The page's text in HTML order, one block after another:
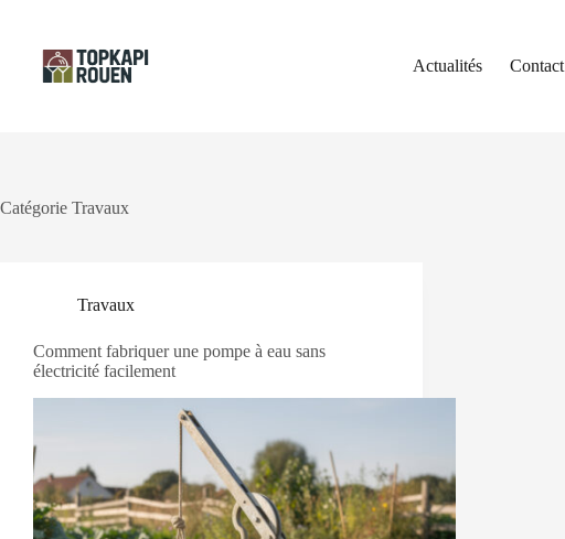
contenu
Actualités
Contact
Catégorie Travaux
Travaux
Comment fabriquer une pompe à eau sans
électricité facilement